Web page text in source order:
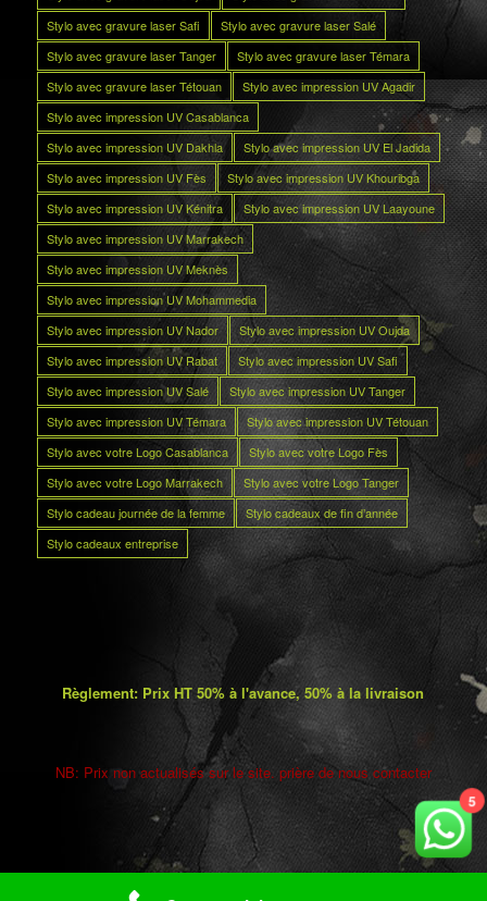
Stylo avec gravure laser Safi
Stylo avec gravure laser Salé
Stylo avec gravure laser Tanger
Stylo avec gravure laser Témara
Stylo avec gravure laser Tétouan
Stylo avec impression UV Agadir
Stylo avec impression UV Casablanca
Stylo avec impression UV Dakhla
Stylo avec impression UV El Jadida
Stylo avec impression UV Fès
Stylo avec impression UV Khouribga
Stylo avec impression UV Kénitra
Stylo avec impression UV Laayoune
Stylo avec impression UV Marrakech
Stylo avec impression UV Meknès
Stylo avec impression UV Mohammedia
Stylo avec impression UV Nador
Stylo avec impression UV Oujda
Stylo avec impression UV Rabat
Stylo avec impression UV Safi
Stylo avec impression UV Salé
Stylo avec impression UV Tanger
Stylo avec impression UV Témara
Stylo avec impression UV Tétouan
Stylo avec votre Logo Casablanca
Stylo avec votre Logo Fès
Stylo avec votre Logo Marrakech
Stylo avec votre Logo Tanger
Stylo cadeau journée de la femme
Stylo cadeaux de fin d’année
Stylo cadeaux entreprise
Règlement: Prix HT 50% à l'avance, 50% à la livraison
NB: Prix non actualisés sur le site. prière de nous contacter
5